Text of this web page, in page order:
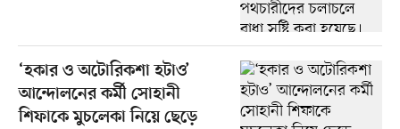
‘হকার ও অটোরিকশা হটাও’
আন্দোলনের কর্মী সোহানী
শিফাকে মুচলেকা নিয়ে ছেড়ে